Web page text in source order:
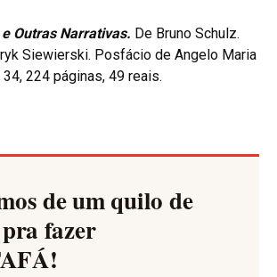
Outras Narrativas. De Bruno Schulz.
Siewierski. Posfácio de Angelo Maria
224 páginas, 49 reais.
de um quilo de
fazer
!